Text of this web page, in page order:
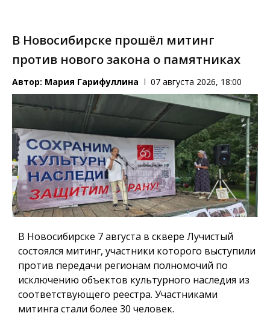
В Новосибирске прошёл митинг
против нового закона о памятниках
Автор: Мария Гарифуллина 07 августа 2026, 18:00
В Новосибирске 7 августа в сквере Лучистый
состоялся митинг, участники которого выступили
против передачи регионам полномочий по
исключению объектов культурного наследия из
соответствующего реестра. Участниками
митинга стали более 30 человек.